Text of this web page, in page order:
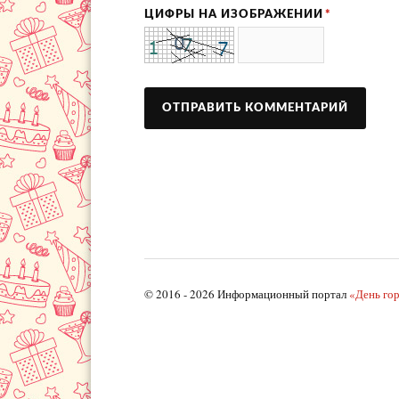
ЦИФРЫ НА ИЗОБРАЖЕНИИ *
© 2016 - 2026 Информационный портал «День